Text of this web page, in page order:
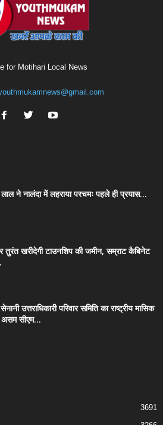
for Motihari Local News
ने नालंदा में लहराया परचमः पहले ही प्रयास...
तुरंत खरीदेगी टाउनशिप की जमीन, सम्राट कैबिनेट
उत्तराधिकारी परिवार समिति का राष्ट्रीय मासिक
असम सीएम...
3691